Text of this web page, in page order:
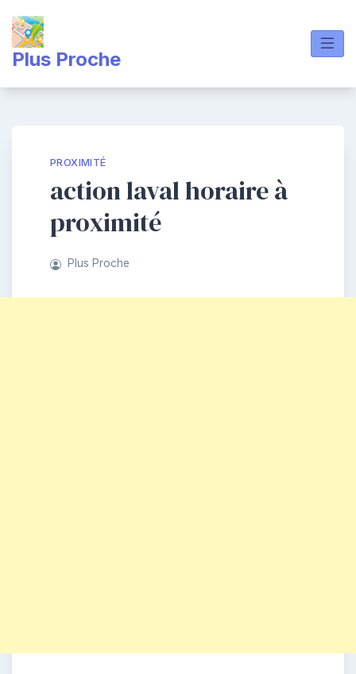
content
Plus Proche
PROXIMITÉ
action laval horaire à
proximité
Plus Proche